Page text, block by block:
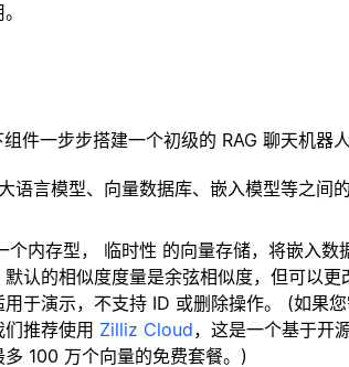
件一步步搭建一个初级的 RAG 聊天机器人
语言模型、向量数据库、嵌入模型等之间
个内存型， 临时性 的向量存储，将嵌入数
认的相似度度量是余弦相似度，但可以
于演示，不支持 ID 或删除操作。 (如果
推荐使用 Zilliz Cloud，这是一个基于开
100 万个向量的免费套餐。)